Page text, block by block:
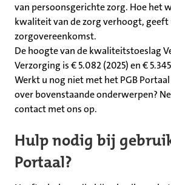
van persoonsgerichte zorg. Hoe het
kwaliteit van de zorg verhoogt, geeft
zorgovereenkomst.
De hoogte van de kwaliteitstoeslag
Verzorging is € 5.082 (2025) en €
Werkt u nog niet met het PGB
over bovenstaande onderwerpen?
contact met ons op.
Hulp nodig bij
Portaal?